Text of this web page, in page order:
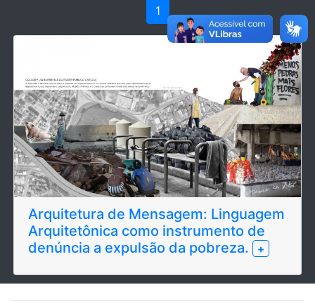
1
Arquitetura de Mensagem: Linguagem
Arquitetônica como instrumento de
denúncia a expulsão da pobreza.
+